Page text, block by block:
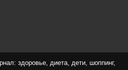
здоровье, диета, дети, шоппинг,